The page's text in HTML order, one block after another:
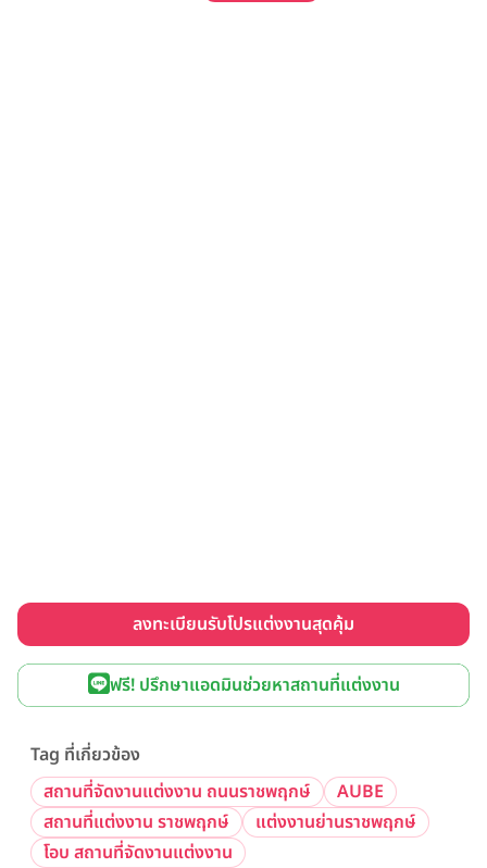
ลงทะเบียนรับโปรแต่งงานสุดคุ้ม
ฟรี! ปรึกษาแอดมินช่วยหาสถานที่แต่งงาน
Tag ที่เกี่ยวข้อง
สถานที่จัดงานแต่งงาน ถนนราชพฤกษ์
AUBE
สถานที่แต่งงาน ราชพฤกษ์
แต่งงานย่านราชพฤกษ์
โอบ สถานที่จัดงานแต่งงาน